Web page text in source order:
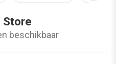
Store
beschikbaar